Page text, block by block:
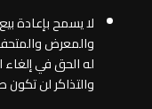
لا يسمح بإعادة
والمعرض والمتحف
له الحق في إلغاء
والتذاكر لن